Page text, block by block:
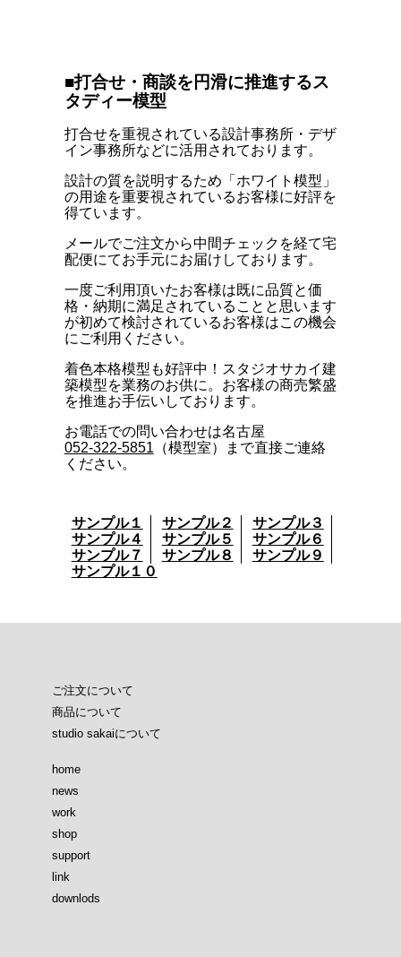
■打合せ・商談を円滑に推進するス
タディー模型
打合せを重視されている設計事務所・デザ
イン事務所などに活用されております。
設計の質を説明するため「ホワイト模型」
の用途を重要視されているお客様に好評を
得ています。
メールでご注文から中間チェックを経て宅
配便にてお手元にお届けしております。
一度ご利用頂いたお客様は既に品質と価
格・納期に満足されていることと思います
が初めて検討されているお客様はこの機会
にご利用ください。
着色本格模型も好評中！スタジオサカイ建
築模型を業務のお供に。お客様の商売繁盛
を推進お手伝いしております。
お電話での問い合わせは名古屋
052-322-5851 （模型室）まで直接ご連絡
ください。
サンプル１ サンプル２
サンプル３
サンプル４
サンプル５
サンプル６
サンプル７
サンプル８
サンプル９
サンプル１０
ご注文について
商品について
studio sakaiについて
home
news
work
shop
support
link
downlods